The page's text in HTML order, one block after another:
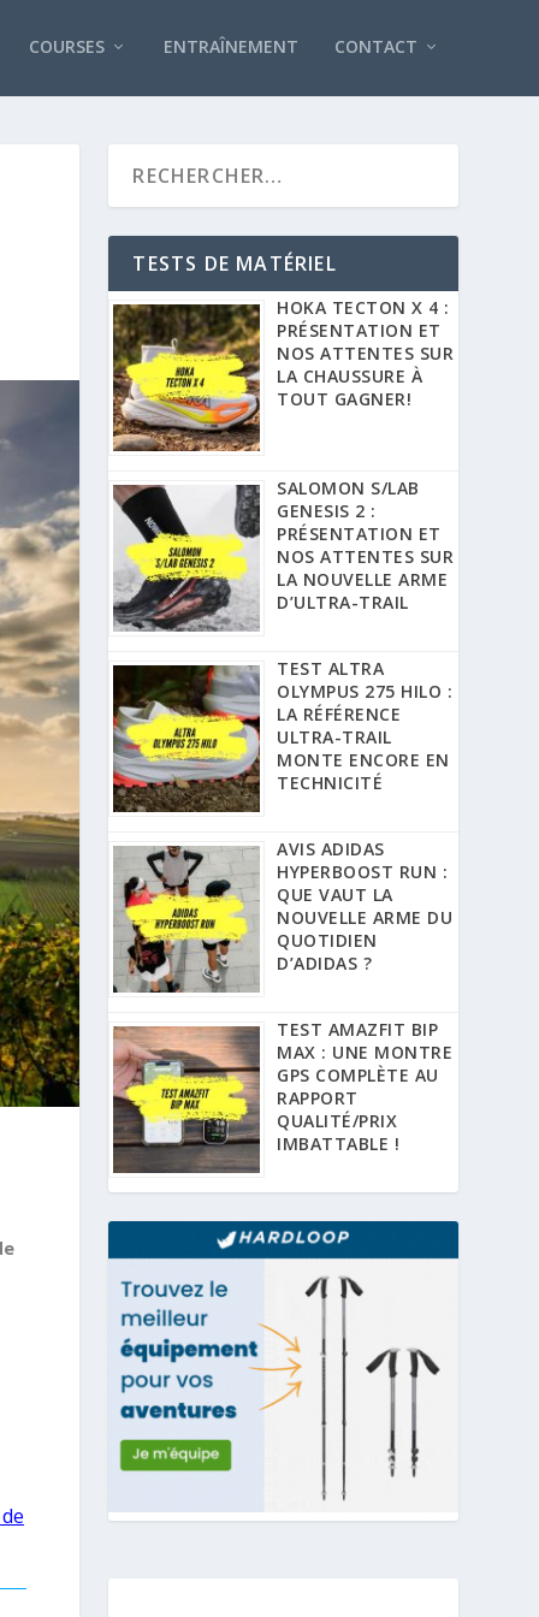
COURSES ENTRAÎNEMENT CONTACT
TESTS DE MATÉRIEL
HOKA TECTON X 4 :
PRÉSENTATION ET
NOS ATTENTES SUR
LA CHAUSSURE À
TOUT GAGNER!
SALOMON S/LAB
GENESIS 2 :
PRÉSENTATION ET
NOS ATTENTES SUR
LA NOUVELLE ARME
D’ULTRA-TRAIL
TEST ALTRA
OLYMPUS 275 HILO :
LA RÉFÉRENCE
ULTRA-TRAIL
MONTE ENCORE EN
TECHNICITÉ
AVIS ADIDAS
HYPERBOOST RUN :
QUE VAUT LA
NOUVELLE ARME DU
QUOTIDIEN
D’ADIDAS ?
TEST AMAZFIT BIP
MAX : UNE MONTRE
GPS COMPLÈTE AU
RAPPORT
QUALITÉ/PRIX
IMBATTABLE !